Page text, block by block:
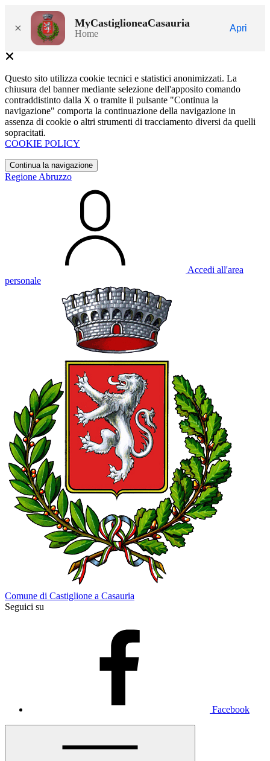
× MyCastiglioneaCasauria
Home
Apri
Questo sito utilizza cookie tecnici e statistici anonimizzati. La
chiusura del banner mediante selezione dell'apposito comando
contraddistinto dalla X o tramite il pulsante "Continua la
navigazione" comporta la continuazione della navigazione in
assenza di cookie o altri strumenti di tracciamento diversi da quelli
sopracitati.
COOKIE POLICY
Continua la navigazione
Regione Abruzzo
Accedi all'area
personale
Comune di Castiglione a Casauria
Seguici su
Facebook